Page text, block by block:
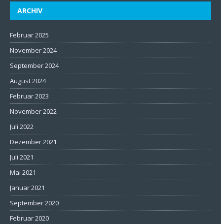
ARCHIV
Februar 2025
November 2024
September 2024
August 2024
Februar 2023
November 2022
Juli 2022
Dezember 2021
Juli 2021
Mai 2021
Januar 2021
September 2020
Februar 2020